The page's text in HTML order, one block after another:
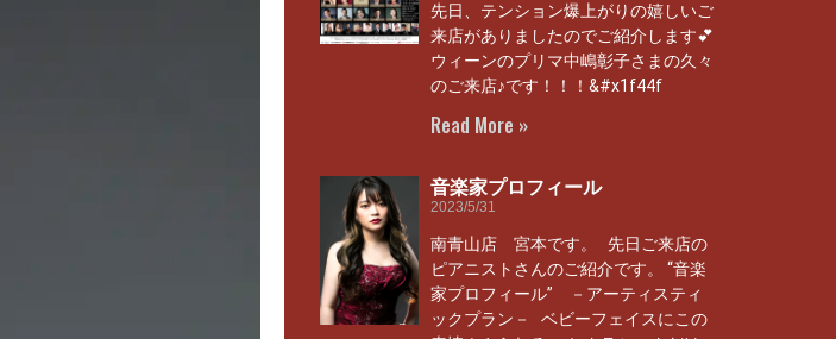
先日、テンション爆上がりの嬉しいご
来店がありましたのでご紹介します💕
ウィーンのプリマ中嶋彰子さまの久々
のご来店♪です！！！&#x1f44f
Read More »
音楽家プロフィール
2023/5/31
南青山店 宮本です。 先日ご来店の
ピアニストさんのご紹介です。 ‘‘音楽
家プロフィール” －アーティスティ
ックプラン－ ベビーフェイスにこの